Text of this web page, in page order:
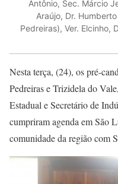
Antônio, Sec. Márcio
Araújo, Dr.
Pedreiras), Ver. Elcinho,
Nesta terça, (24), os pré-
Pedreiras e Trizidela do
Estadual e Secretário de
cumpriram agenda em São
comunidade da região com